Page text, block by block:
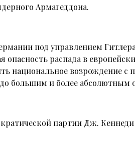
Армагеддона.
под управлением
распада в
национальное возрождение
большим и более абсолютным
партии Дж.